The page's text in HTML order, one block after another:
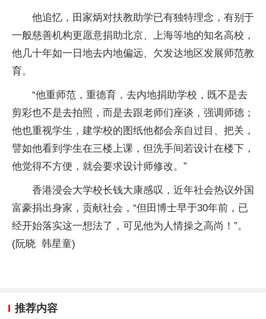
他追忆，田家炳对扶教助学已有独特理念，有别于
一般慈善机构更愿意捐助北京、上海等地的知名高校，
他几十年如一日地去内地偏远、欠发达地区发展师范教
育。
“他重师范，重德育，去内地捐助学校，既不是去
剪彩也不是去拍照，而是去跟老师们座谈，强调师德；
他也重视学生，建学校的图纸他都会亲自过目、把关，
譬如他看到学生在三楼上课，但洗手间若设计在楼下，
他觉得不方便，就会要求设计师修改。”
香港浸会大学校长钱大康感叹，近年社会热议外国
富豪捐出身家，贡献社会，“但田博士早于30年前，已
经开始落实这一想法了，可见他为人情操之高尚！”。
(阮晓 韩星童)
推荐内容